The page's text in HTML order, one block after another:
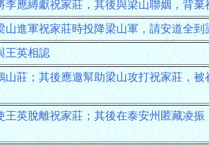
應縛獻祝家莊，其後與梁山聯姻，背
進軍祝家莊時投降梁山軍，請安道全
王英相認
莊；其後應邀幫助梁山攻打祝家莊，
英脫離祝家莊；其後在泰安州匿藏凌